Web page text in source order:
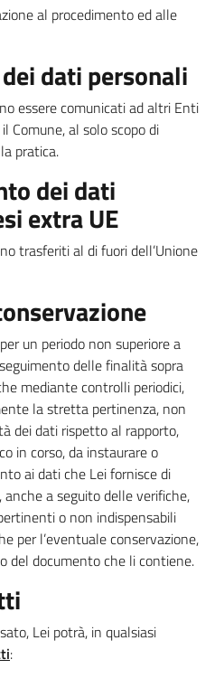
al procedimento ed alle
dati personali
essere comunicati ad altri Enti
Comune, al solo scopo di
pratica.
dei dati
extra UE
trasferiti al di fuori dell’Unione
un periodo non superiore a
delle finalità sopra
mediante controlli periodici,
la stretta pertinenza, non
dei dati rispetto al rapporto,
in corso, da instaurare o
ai dati che Lei fornisce di
a seguito delle verifiche,
o non indispensabili
per l’eventuale conservazione,
del documento che li contiene.
Lei potrà, in qualsiasi
: